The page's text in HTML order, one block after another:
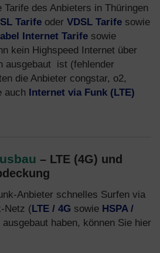
des Anbieters in Thüringen
Tarife oder VDSL Tarife sowie
Internet Tarife sowie
kein Highspeed Internet über
ausgebaut ist (fehlender
die Anbieter congstar, o2,
auch Internet via Funk (LTE)
– LTE (4G) und
Anbieter schnelles Surfen via
Netz (LTE / 4G sowie HSPA /
haben, können Sie hier